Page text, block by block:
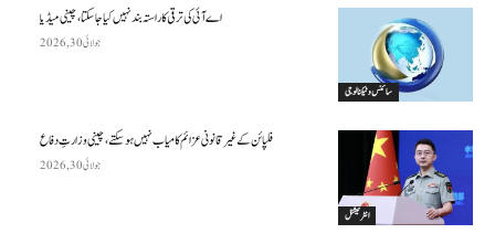
سائنس وٹیکنالوجی
اے آئی کی ترقی کا راستہ بند نہیں کیا جا سکتا، چینی میڈیا
جولائی 30, 2026
انٹرنیشنل
فلپائن کے غیر قانونی عزائم کامیاب نہیں ہو سکتے ، چینی وزارتِ دفاع
جولائی 30, 2026